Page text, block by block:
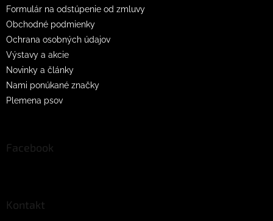
Formulár na odstúpenie od zmluvy
Obchodné podmienky
Ochrana osobných údajov
Výstavy a akcie
Novinky a články
Nami ponúkané značky
Plemena psov
Facebook
Kontakt